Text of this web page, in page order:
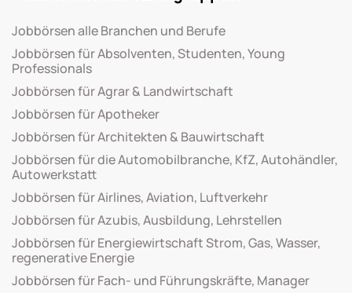
Jobbörsen alle Branchen und Berufe
Jobbörsen für Absolventen, Studenten, Young
Professionals
Jobbörsen für Agrar & Landwirtschaft
Jobbörsen für Apotheker
Jobbörsen für Architekten & Bauwirtschaft
Jobbörsen für die Automobilbranche, KfZ, Autohändler,
Autowerkstatt
Jobbörsen für Airlines, Aviation, Luftverkehr
Jobbörsen für Azubis, Ausbildung, Lehrstellen
Jobbörsen für Energiewirtschaft Strom, Gas, Wasser,
regenerative Energie
Jobbörsen für Fach- und Führungskräfte, Manager